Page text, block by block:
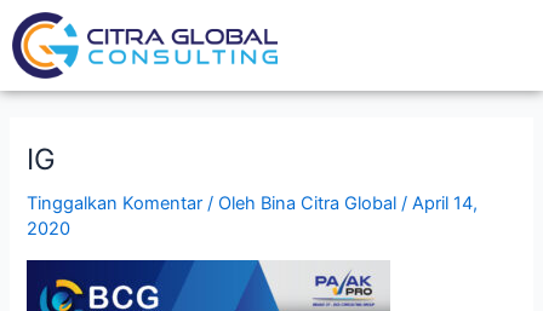
Lewati
ke
konten
IG
Tinggalkan Komentar / Oleh Bina Citra Global/April 14,
2020
Post
navigation